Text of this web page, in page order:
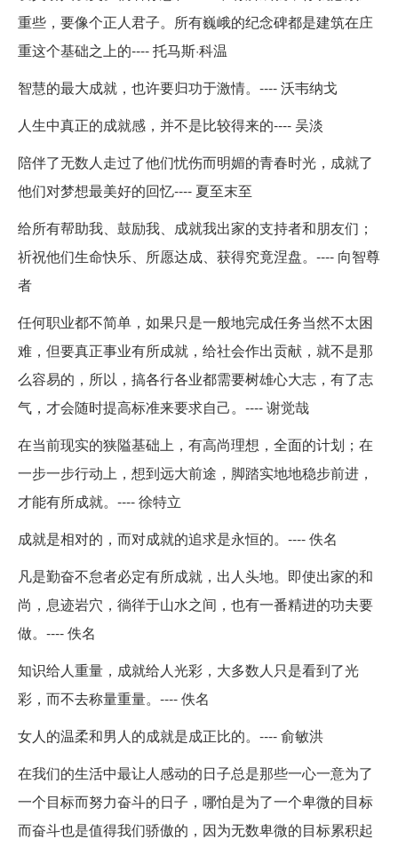
重些，要像个正人君子。所有巍峨的纪念碑都是建筑在庄
重这个基础之上的---- 托马斯·科温
智慧的最大成就，也许要归功于激情。---- 沃韦纳戈
人生中真正的成就感，并不是比较得来的---- 吴淡
陪伴了无数人走过了他们忧伤而明媚的青春时光，成就了
他们对梦想最美好的回忆---- 夏至末至
给所有帮助我、鼓励我、成就我出家的支持者和朋友们；
祈祝他们生命快乐、所愿达成、获得究竟涅盘。---- 向智尊
者
任何职业都不简单，如果只是一般地完成任务当然不太困
难，但要真正事业有所成就，给社会作出贡献，就不是那
么容易的，所以，搞各行各业都需要树雄心大志，有了志
气，才会随时提高标准来要求自己。---- 谢觉哉
在当前现实的狭隘基础上，有高尚理想，全面的计划；在
一步一步行动上，想到远大前途，脚踏实地地稳步前进，
才能有所成就。---- 徐特立
成就是相对的，而对成就的追求是永恒的。---- 佚名
凡是勤奋不怠者必定有所成就，出人头地。即使出家的和
尚，息迹岩穴，徜徉于山水之间，也有一番精进的功夫要
做。---- 佚名
知识给人重量，成就给人光彩，大多数人只是看到了光
彩，而不去称量重量。---- 佚名
女人的温柔和男人的成就是成正比的。---- 俞敏洪
在我们的生活中最让人感动的日子总是那些一心一意为了
一个目标而努力奋斗的日子，哪怕是为了一个卑微的目标
而奋斗也是值得我们骄傲的，因为无数卑微的目标累积起